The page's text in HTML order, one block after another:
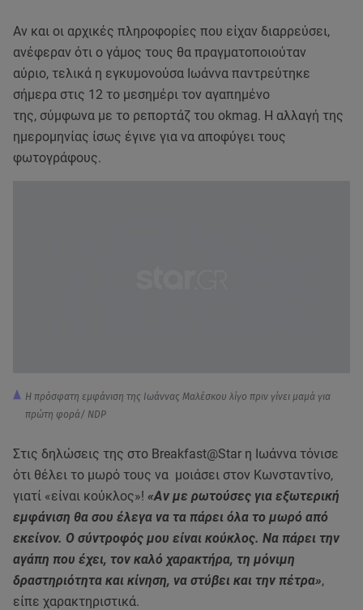
Αν και οι αρχικές πληροφορίες που είχαν διαρρεύσει,
ανέφεραν ότι ο γάμος τους θα πραγματοποιούταν
αύριο, τελικά η εγκυμονούσα Ιωάννα παντρεύτηκε
σήμερα στις 12 το μεσημέρι τον αγαπημένο
της, σύμφωνα με το ρεπορτάζ του okmag. Η αλλαγή της
ημερομηνίας ίσως έγινε για να αποφύγει τους
φωτογράφους.
Η πρόσφατη εμφάνιση της Ιωάννας Μαλέσκου λίγο πριν γίνει μαμά για
πρώτη φορά/ ΝDP
Στις δηλώσεις της στο Breakfast@Star η Ιωάννα τόνισε
ότι θέλει το μωρό τους να μοιάσει στον Κωνσταντίνο,
γιατί «είναι κούκλος»! «Αν με ρωτούσες για εξωτερική
εμφάνιση θα σου έλεγα να τα πάρει όλα το μωρό από
εκείνον. Ο σύντροφός μου είναι κούκλος. Να πάρει την
αγάπη που έχει, τον καλό χαρακτήρα, τη μόνιμη
δραστηριότητα και κίνηση, να στύβει και την πέτρα»,
είπε χαρακτηριστικά.